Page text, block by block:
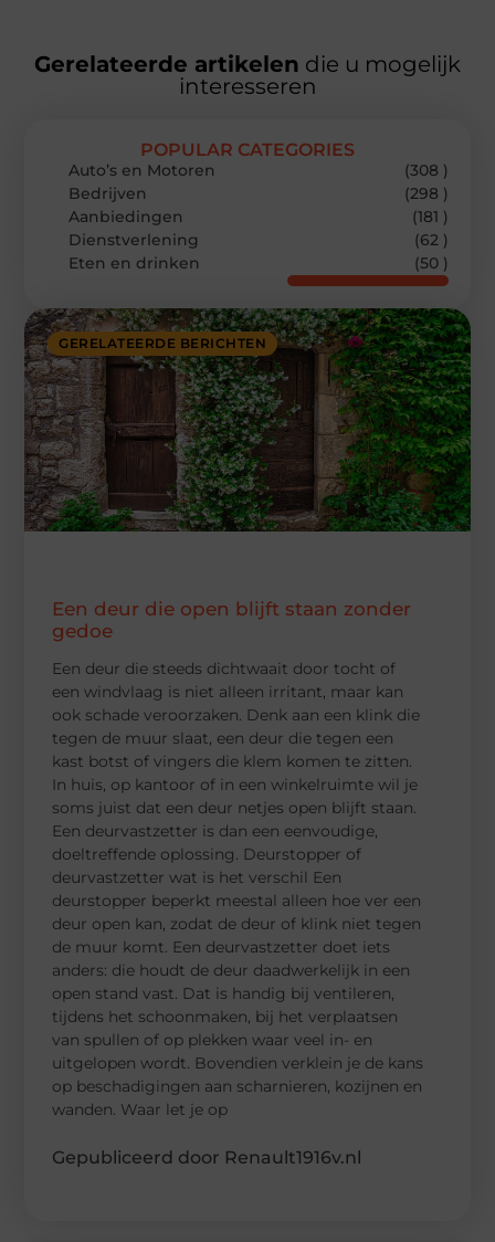
Gerelateerde artikelen die u mogelijk
interesseren
GERELATEERDE BERICHTEN
Een deur die open blijft staan zonder
gedoe
Een deur die steeds dichtwaait door tocht of
een windvlaag is niet alleen irritant, maar kan
ook schade veroorzaken. Denk aan een klink die
tegen de muur slaat, een deur die tegen een
kast botst of vingers die klem komen te zitten.
In huis, op kantoor of in een winkelruimte wil je
soms juist dat een deur netjes open blijft staan.
Een deurvastzetter is dan een eenvoudige,
doeltreffende oplossing. Deurstopper of
deurvastzetter wat is het verschil Een
deurstopper beperkt meestal alleen hoe ver een
deur open kan, zodat de deur of klink niet tegen
de muur komt. Een deurvastzetter doet iets
anders: die houdt de deur daadwerkelijk in een
open stand vast. Dat is handig bij ventileren,
tijdens het schoonmaken, bij het verplaatsen
van spullen of op plekken waar veel in- en
uitgelopen wordt. Bovendien verklein je de kans
op beschadigingen aan scharnieren, kozijnen en
wanden. Waar let je op
Gepubliceerd door Renault1916v.nl
POPULAR CATEGORIES
Auto’s en Motoren
(308 )
Bedrijven
(298 )
Aanbiedingen
(181 )
Dienstverlening
(62 )
Eten en drinken
(50 )